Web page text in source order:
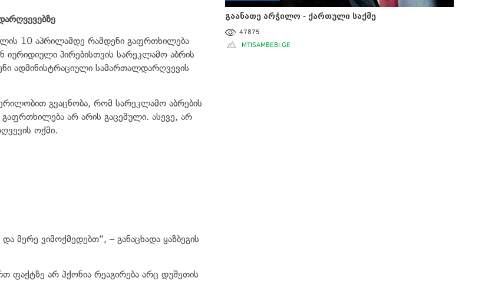
10 აპრილამდე რამდენი გაფრთხილება
იურიდიული პირებისთვის სარეკლამო აბრის
ადმინისტრაციული სამართალდარღვევის
გვაცნობა, რომ სარეკლამო აბრების
გაფრთხილება არ არის გაცემული. ასევე, არ
ოქმი.
მერე ვიმოქმედებთ“, – განაცხადა ყაზბეგის
ფაქტზე არ ჰქონია რეაგირება არც დუშეთის
გაანათე არჭილო - ქართული საქმე
47875
MTISAMBEBI.GE